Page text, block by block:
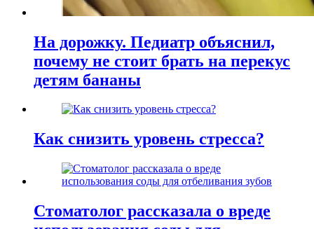
На дорожку. Педиатр объяснил,
почему не стоит брать на перекус
детям бананы
Как снизить уровень стресса?
Стоматолог рассказала о вреде